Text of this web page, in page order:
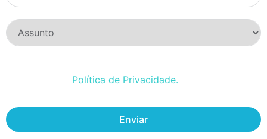
Política de Privacidade.
Enviar